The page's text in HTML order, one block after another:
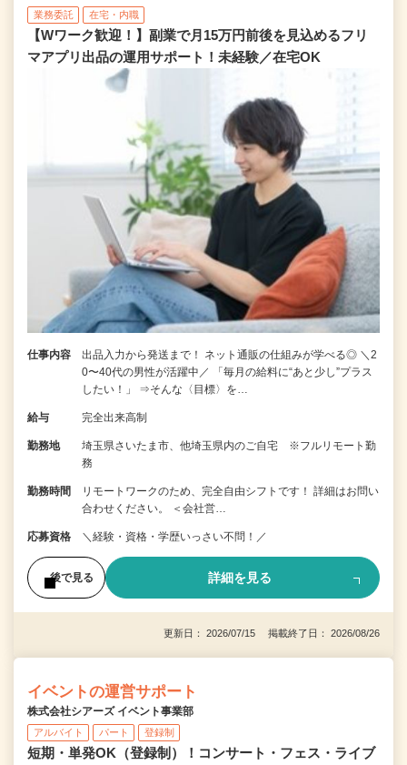
業務委託 在宅・内職
【Wワーク歓迎！】副業で月15万円前後を見込めるフリ
マアプリ出品の運用サポート！未経験／在宅OK
仕事内容
出品入力から発送まで！ ネット通販の仕組みが学べる◎ ＼2
0〜40代の男性が活躍中／ 「毎月の給料に“あと少し”プラス
したい！」 ⇒そんな〈目標〉を…
給与 完全出来高制
勤務地
埼玉県さいたま市、他埼玉県内のご自宅 ※フルリモート勤
務
勤務時間
リモートワークのため、完全自由シフトです！ 詳細はお問い
合わせください。 ＜会社営…
応募資格 ＼経験・資格・学歴いっさい不問！／
後で見る 詳細を見る
更新日： 2026/07/15 掲載終了日： 2026/08/26
イベントの運営サポート
株式会社シアーズ イベント事業部
アルバイト パート 登録制
短期・単発OK（登録制）！コンサート・フェス・ライブ